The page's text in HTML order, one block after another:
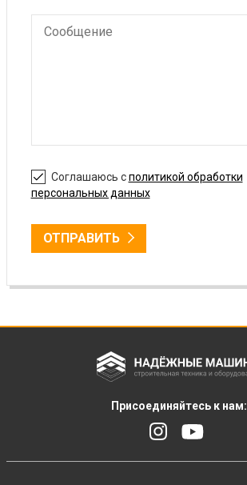
Соглашаюсь сполитикой обработки
персональных данных
ОТПРАВИТЬ
Присоединяйтесь к нам: